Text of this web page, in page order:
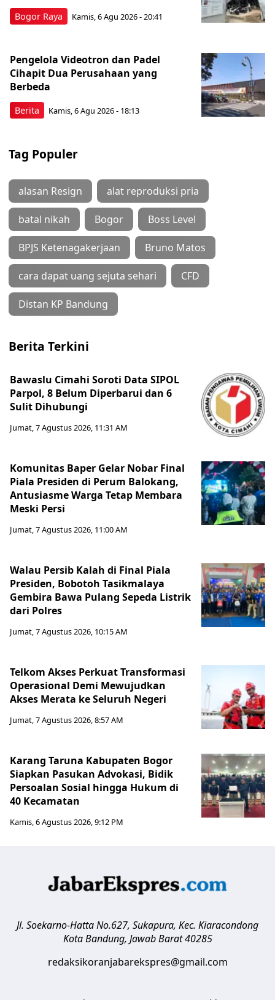
Bogor Raya Kamis, 6 Agu 2026 - 20:41
Berita
Pengelola Videotron dan Padel
Cihapit Dua Perusahaan yang
Berbeda
Kamis, 6 Agu 2026 - 18:13
Tag Populer
alasan Resign alat reproduksi pria
batal nikah Bogor Boss Level
BPJS Ketenagakerjaan Bruno Matos
cara dapat uang sejuta sehari CFD
Distan KP Bandung
Berita Terkini
Bawaslu Cimahi Soroti Data SIPOL
Parpol, 8 Belum Diperbarui dan 6
Sulit Dihubungi
Jumat, 7 Agustus 2026, 11:31 AM
Komunitas Baper Gelar Nobar Final
Piala Presiden di Perum Balokang,
Antusiasme Warga Tetap Membara
Meski Persi
Jumat, 7 Agustus 2026, 11:00 AM
Walau Persib Kalah di Final Piala
Presiden, Bobotoh Tasikmalaya
Gembira Bawa Pulang Sepeda Listrik
dari Polres
Jumat, 7 Agustus 2026, 10:15 AM
Telkom Akses Perkuat Transformasi
Operasional Demi Mewujudkan
Akses Merata ke Seluruh Negeri
Jumat, 7 Agustus 2026, 8:57 AM
Karang Taruna Kabupaten Bogor
Siapkan Pasukan Advokasi, Bidik
Persoalan Sosial hingga Hukum di
40 Kecamatan
Kamis, 6 Agustus 2026, 9:12 PM
Jl. Soekarno-Hatta No.627, Sukapura, Kec. Kiaracondong
Kota Bandung, Jawab Barat 40285
redaksikoranjabarekspres@gmail.com